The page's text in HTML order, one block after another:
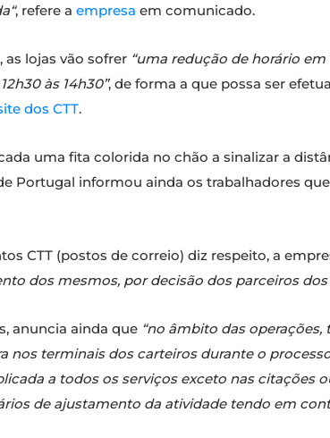
, refere a empresa em comunicado.
as lojas vão sofrer “uma redução de horário
às 14h30”, de forma a que possa ser
dos CTT.
uma fita colorida no chão a sinalizar a
Portugal informou ainda os trabalhadores
CTT (postos de correio) diz respeito, a
dos mesmos, por decisão dos parceiros dos
anuncia ainda que “no âmbito das
nos terminais dos carteiros durante o
a todos os serviços exceto nas citações
de ajustamento da atividade tendo em